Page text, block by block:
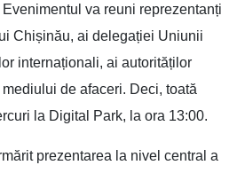
va reuni reprezentanți
Chișinău, ai delegației Uniunii
internaționali, ai autorităților
de afaceri. Deci, toată
la Digital Park, la ora 13:00.
prezentarea la nivel central a